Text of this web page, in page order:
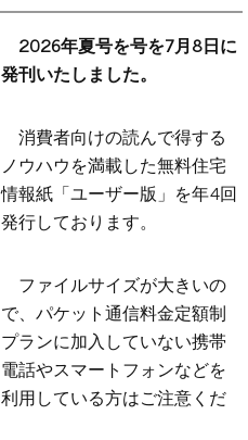
2026年夏号を号を7月8日に
発刊いたしました。
消費者向けの読んで得する
ノウハウを満載した無料住宅
情報紙「ユーザー版」を年4回
発行しております。
ファイルサイズが大きいの
で、パケット通信料金定額制
プランに加入していない携帯
電話やスマートフォンなどを
利用している方はご注意くだ